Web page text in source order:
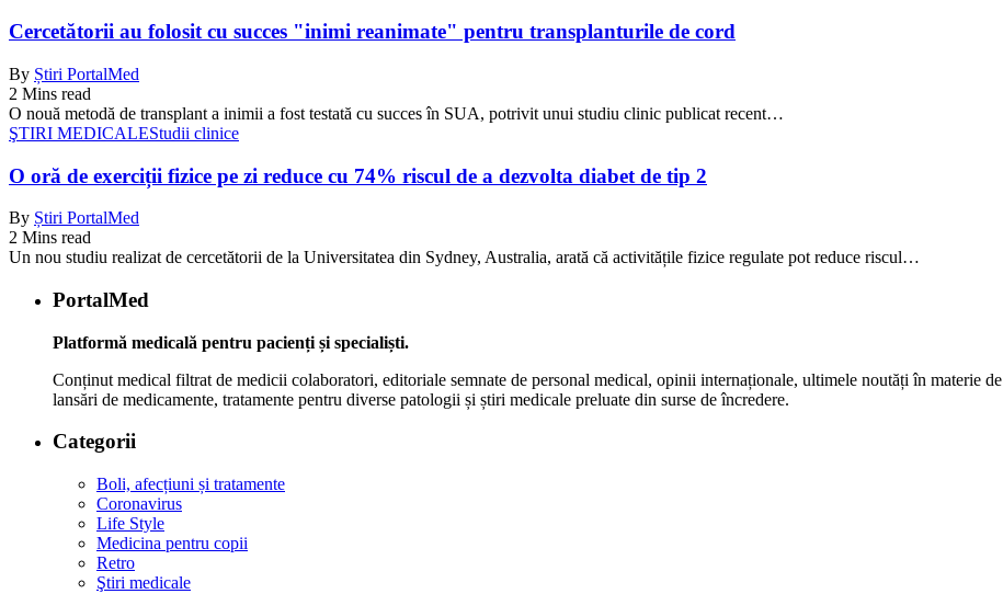
Cercetătorii au folosit cu succes "inimi reanimate" pentru transplanturile de cord
By Știri PortalMed
2 Mins read
O nouă metodă de transplant a inimii a fost testată cu succes în SUA, potrivit unui studiu clinic publicat recent…
ŞTIRI MEDICALEStudii clinice
O oră de exerciții fizice pe zi reduce cu 74% riscul de a dezvolta diabet de tip 2
By Știri PortalMed
2 Mins read
Un nou studiu realizat de cercetătorii de la Universitatea din Sydney, Australia, arată că activitățile fizice regulate pot reduce riscul…
PortalMed
Platformă medicală pentru pacienți și specialiști.
Conținut medical filtrat de medicii colaboratori, editoriale semnate de personal medical, opinii internaționale, ultimele noutăți în materie
lansări de medicamente, tratamente pentru diverse patologii și știri medicale preluate din surse de încredere.
Categorii
Boli, afecțiuni și tratamente
Coronavirus
Life Style
Medicina pentru copii
Retro
Ştiri medicale